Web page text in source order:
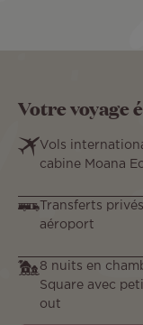
Votre voyage
Vols
cabine Moana
Transferts
aéroport
8 nuits en
Square avec
out